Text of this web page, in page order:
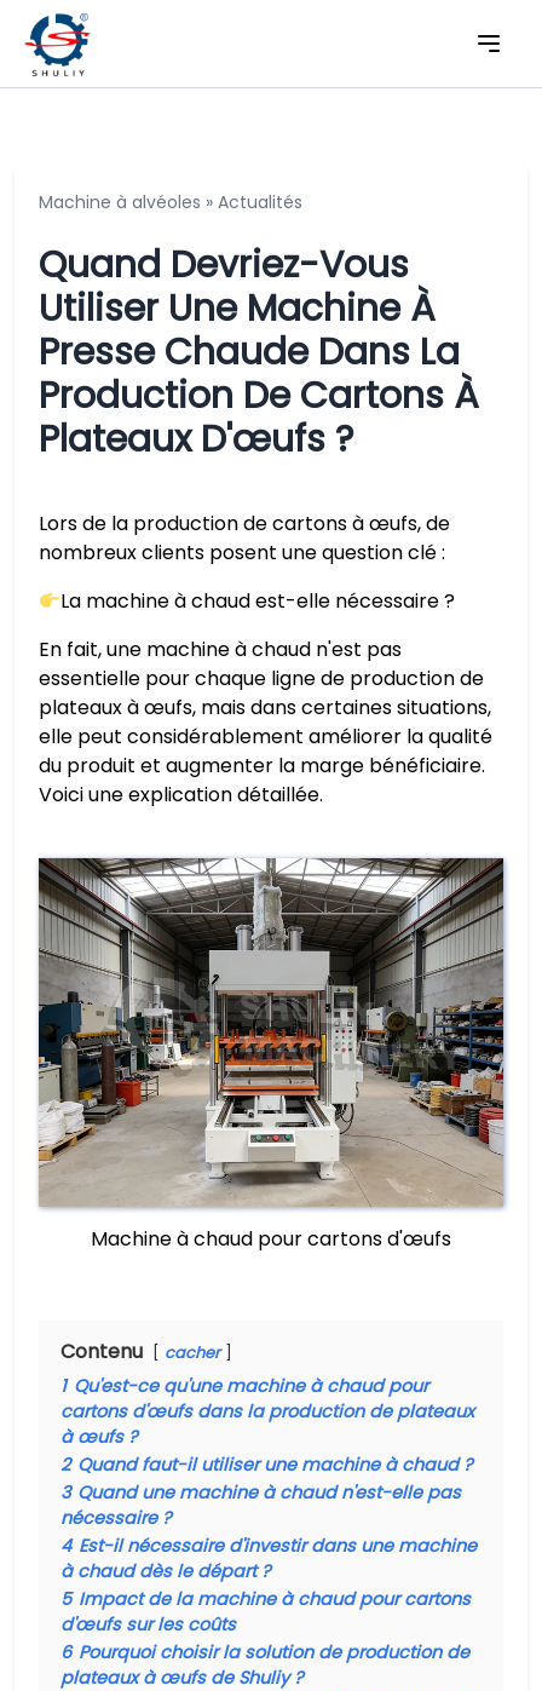
Machine à alvéoles » Actualités
Quand Devriez-Vous
Utiliser Une Machine À
Presse Chaude Dans La
Production De Cartons À
Plateaux D'œufs ?
Lors de la production de cartons à œufs, de
nombreux clients posent une question clé :
La machine à chaud est-elle nécessaire ?
En fait, une machine à chaud n'est pas
essentielle pour chaque ligne de production de
plateaux à œufs, mais dans certaines situations,
elle peut considérablement améliorer la qualité
du produit et augmenter la marge bénéficiaire.
Voici une explication détaillée.
Machine à chaud pour cartons d'œufs
Contenu cacher
1 Qu'est-ce qu'une machine à chaud pour
cartons d'œufs dans la production de plateaux
à œufs ?
2 Quand faut-il utiliser une machine à chaud ?
3 Quand une machine à chaud n'est-elle pas
nécessaire ?
4 Est-il nécessaire d'investir dans une machine
à chaud dès le départ ?
5 Impact de la machine à chaud pour cartons
d'œufs sur les coûts
6 Pourquoi choisir la solution de production de
plateaux à œufs de Shuliy ?